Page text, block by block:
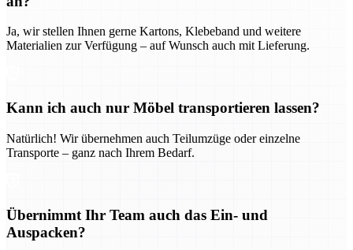
Ja, wir stellen Ihnen gerne Kartons, Klebeband und weitere
Materialien zur Verfügung – auf Wunsch auch mit Lieferung.
Kann ich auch nur Möbel transportieren lassen?
Natürlich! Wir übernehmen auch Teilumzüge oder einzelne
Transporte – ganz nach Ihrem Bedarf.
Übernimmt Ihr Team auch das Ein- und
Auspacken?